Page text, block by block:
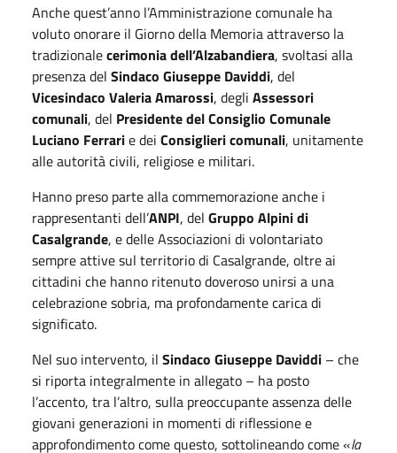
Anche quest’anno l’Amministrazione comunale ha
voluto onorare il Giorno della Memoria attraverso la
tradizionalecerimonia dell’Alzabandiera, svoltasi alla
presenza del Sindaco Giuseppe Daviddi, del
Vicesindaco Valeria Amarossi, degli Assessori
comunali, del Presidente del Consiglio Comunale
Luciano Ferrarie dei Consiglieri comunali, unitamente
alle autorità civili, religiose e militari.
Hanno preso parte alla commemorazione anche i
rappresentanti dell’ANPI, del Gruppo Alpini di
Casalgrande, e delle Associazioni di volontariato
sempre attive sul territorio di Casalgrande, oltre ai
cittadini che hanno ritenuto doveroso unirsi a una
celebrazione sobria, ma profondamente carica di
significato.
Nel suo intervento, il Sindaco Giuseppe Daviddi – che
si riporta integralmente in allegato – ha posto
l’accento, tra l’altro, sulla preoccupante assenza delle
giovani generazioni in momenti di riflessione e
approfondimento come questo, sottolineando come «la